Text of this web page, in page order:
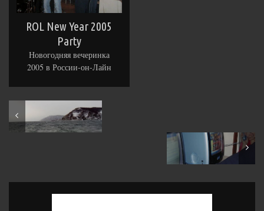
ROL New Year 2005
Party
Новогодняя вечеринка
2005 в России-он-Лайн
November 2004
February 2004